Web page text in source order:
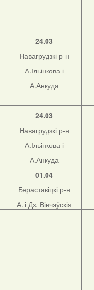
24.03
Навагрудзкі р-н
А.Ільінкова і
А.Анкуда
24.03
Навагрудзкі р-н
А.Ільінкова і
А.Анкуда
01.04
Бераставіцкі р-н
А. і Дз. Вінчэўскія